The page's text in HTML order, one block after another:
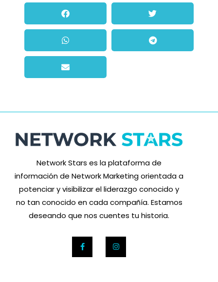
Network Stars es la plataforma de
información de Network Marketing orientada a
potenciar y visibilizar el liderazgo conocido y
no tan conocido en cada compañía. Estamos
deseando que nos cuentes tu historia.